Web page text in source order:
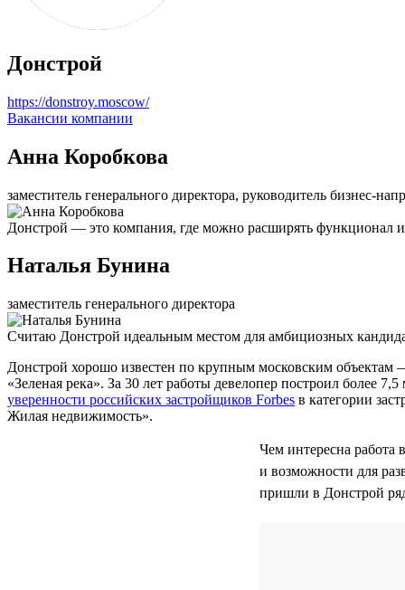
Донстрой
https://donstroy.moscow/
Вакансии компании
Анна Коробкова
заместитель генерального директора, руководитель бизнес-
Донстрой — это компания, где можно расширять функционал
Наталья Бунина
заместитель генерального директора
Считаю Донстрой идеальным местом для амбициозных
Донстрой хорошо известен по крупным московским
«Зеленая река». За 30 лет работы девелопер построил более
уверенности российских застройщиков Forbes в категории
Жилая недвижимость».
Чем интересна работа
и возможности для
пришли в Донстрой